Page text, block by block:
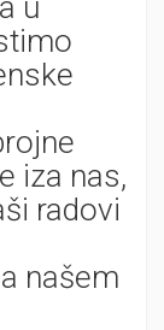
u
iza nas,
radovi
našem